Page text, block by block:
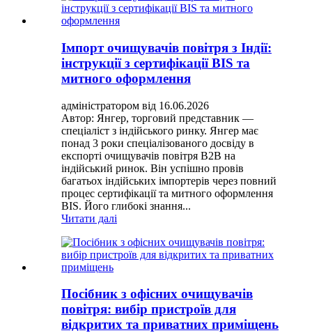
Імпорт очищувачів повітря з Індії:
інструкції з сертифікації BIS та
митного оформлення
адміністратором від 16.06.2026
Автор: Янгер, торговий представник —
спеціаліст з індійського ринку. Янгер має
понад 3 роки спеціалізованого досвіду в
експорті очищувачів повітря B2B на
індійський ринок. Він успішно провів
багатьох індійських імпортерів через повний
процес сертифікації та митного оформлення
BIS. Його глибокі знання...
Читати далі
Посібник з офісних очищувачів
повітря: вибір пристроїв для
відкритих та приватних приміщень